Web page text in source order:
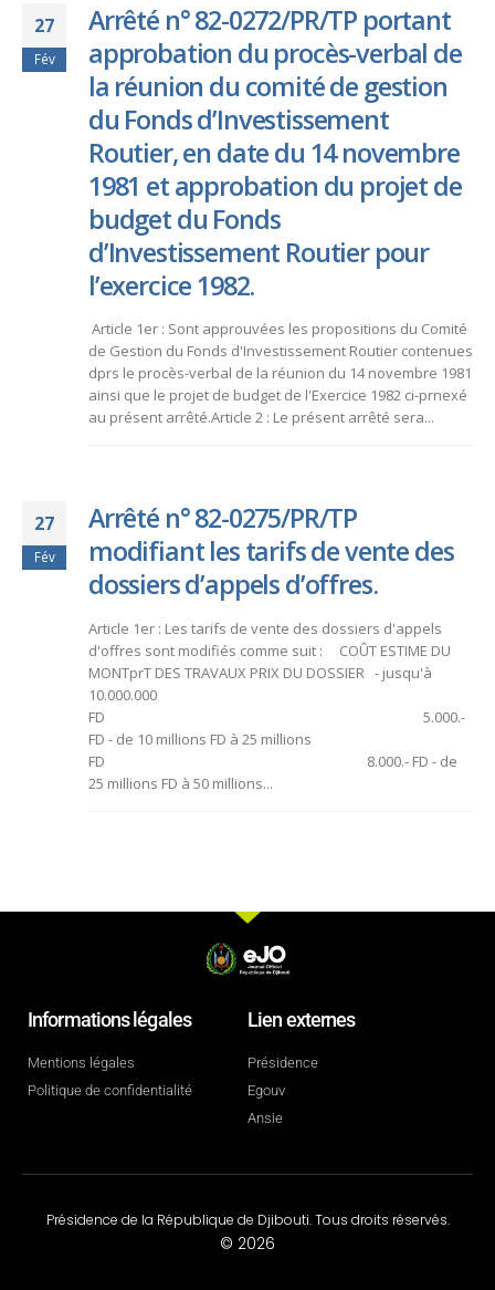
27
Fév
Arrêté n° 82-0272/PR/TP portant
approbation du procès-verbal de
la réunion du comité de gestion
du Fonds d’Investissement
Routier, en date du 14 novembre
1981 et approbation du projet de
budget du Fonds
d’Investissement Routier pour
l’exercice 1982.
Article 1er : Sont approuvées les propositions du Comité
de Gestion du Fonds d'Investissement Routier contenues
dprs le procès-verbal de la réunion du 14 novembre 1981
ainsi que le projet de budget de l'Exercice 1982 ci-prnexé
au présent arrêté.Article 2 : Le présent arrêté sera...
27
Fév
Arrêté n° 82-0275/PR/TP
modifiant les tarifs de vente des
dossiers d’appels d’offres.
Article 1er : Les tarifs de vente des dossiers d'appels
d'offres sont modifiés comme suit : COÛT ESTIME DU
MONTprT DES TRAVAUX PRIX DU DOSSIER - jusqu'à
10.000.000
FD 5.000.-
FD - de 10 millions FD à 25 millions
FD 8.000.- FD - de
25 millions FD à 50 millions...
Informations légales
Mentions légales
Politique de confidentialité
Lien externes
Présidence
Egouv
Ansie
Présidence de la République de Djibouti. Tous droits réservés.
© 2026